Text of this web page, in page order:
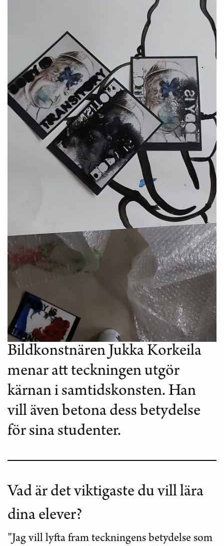
Bildkonstnären Jukka Korkeila
menar att teckningen utgör
kärnan i samtidskonsten. Han
vill även betona dess betydelse
för sina studenter.
Vad är det viktigaste du vill lära
dina elever?
”Jag vill lyfta fram teckningens betydelse som